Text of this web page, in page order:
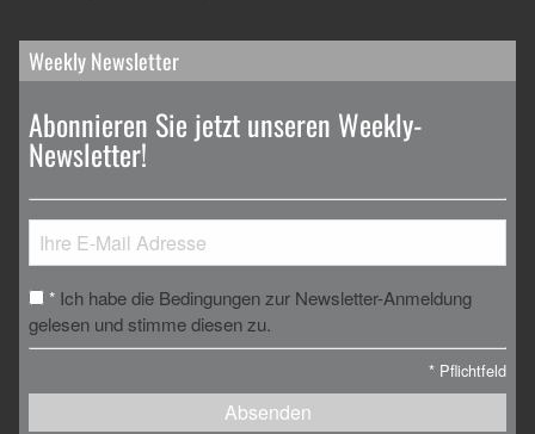
Weekly Newsletter
Abonnieren Sie jetzt unseren Weekly-
Newsletter!
* Ich habe die Bedingungen zur Newsletter-Anmeldung
gelesen und stimme diesen zu.
* Pflichtfeld
Absenden